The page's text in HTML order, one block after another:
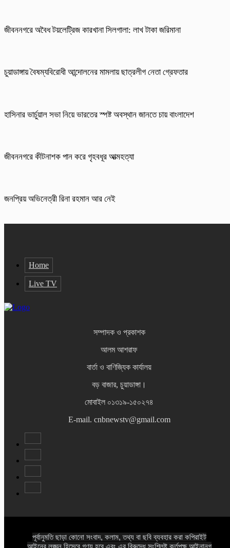
জীবননগরে অবৈধ টয়লেট্রিজ কারখানা সিলগালা: লাখ টাকা জরিমানা
চুয়াডাঙ্গায় বৈষম্যবিরোধী আন্দোলনের মামলায় ছাত্রলীগ নেতা গ্রেফতার
হাসিনার ভার্চুয়াল সভা নিয়ে ভারতের স্পষ্ট অবস্থান জানতে চায় বাংলাদেশ
জীবননগরে কীটনাশক পান করে গৃহবধূর আত্মহত্যা
জনপ্রিয় অভিনেত্রী রিনা রহমান আর নেই
Home
Live TV
সম্পাদক ও প্রকাশক
আলম আশরাফ
বার্তা ও বাণিজ্যিক কার্যালয়
বড় বাজার, চুয়াডাঙ্গা।
মোবাইল ০১৩১৯-১৫০২৭৪
E-mail. cnbnewstv@gmail.com
পূর্বানুমতি ছাড়া কোনো সংবাদ, কলাম, তথ্য বা ছবি ব্যবহার করা কপিরাইট